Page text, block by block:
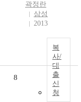
곽정란
삼성
2013
복
사/
대
출
신
청
8